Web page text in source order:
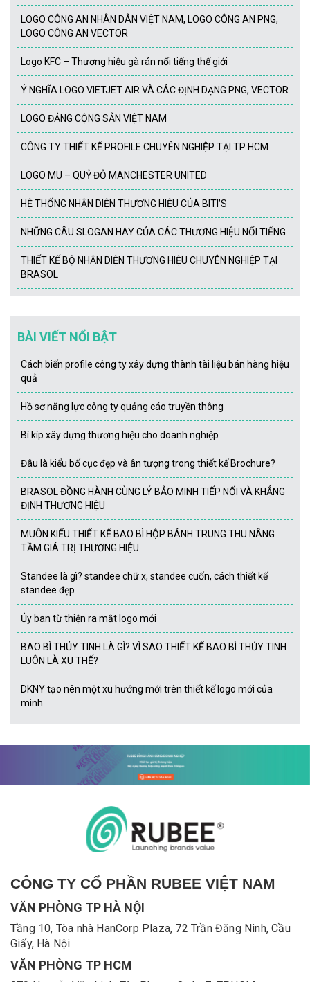
LOGO CÔNG AN NHÂN DÂN VIỆT NAM, LOGO CÔNG AN PNG,
LOGO CÔNG AN VECTOR
Logo KFC – Thương hiệu gà rán nổi tiếng thế giới
Ý NGHĨA LOGO VIETJET AIR VÀ CÁC ĐỊNH DẠNG PNG, VECTOR
LOGO ĐẢNG CỘNG SẢN VIỆT NAM
CÔNG TY THIẾT KẾ PROFILE CHUYÊN NGHIỆP TẠI TP HCM
LOGO MU – QUỶ ĐỎ MANCHESTER UNITED
HỆ THỐNG NHẬN DIỆN THƯƠNG HIỆU CỦA BITI’S
NHỮNG CÂU SLOGAN HAY CỦA CÁC THƯƠNG HIỆU NỔI TIẾNG
THIẾT KẾ BỘ NHẬN DIỆN THƯƠNG HIỆU CHUYÊN NGHIỆP TẠI
BRASOL
BÀI VIẾT NỔI BẬT
Cách biến profile công ty xây dựng thành tài liệu bán hàng hiệu
quả
Hồ sơ năng lực công ty quảng cáo truyền thông
Bí kíp xây dựng thương hiệu cho doanh nghiệp
Đâu là kiểu bố cục đẹp và ân tượng trong thiết kế Brochure?
BRASOL ĐỒNG HÀNH CÙNG LÝ BẢO MINH TIẾP NỐI VÀ KHẲNG
ĐỊNH THƯƠNG HIỆU
MUÔN KIỂU THIẾT KẾ BAO BÌ HỘP BÁNH TRUNG THU NÂNG
TẦM GIÁ TRỊ THƯƠNG HIỆU
Standee là gì? standee chữ x, standee cuốn, cách thiết kế
standee đẹp
Ủy ban từ thiện ra mắt logo mới
BAO BÌ THỦY TINH LÀ GÌ? VÌ SAO THIẾT KẾ BAO BÌ THỦY TINH
LUÔN LÀ XU THẾ?
DKNY tạo nên một xu hướng mới trên thiết kế logo mới của
mình
CÔNG TY CỔ PHẦN RUBEE VIỆT NAM
VĂN PHÒNG TP HÀ NỘI
Tầng 10, Tòa nhà HanCorp Plaza, 72 Trần Đăng Ninh, Cầu
Giấy, Hà Nội
VĂN PHÒNG TP HCM